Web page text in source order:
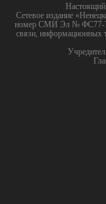
Настоящий
Сетевое издание
номер СМИ Эл № ФС77-
связи, информационных